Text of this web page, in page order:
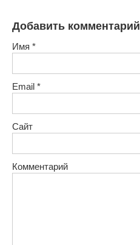
Добавить комментарий
Имя *
Email *
Сайт
Комментарий